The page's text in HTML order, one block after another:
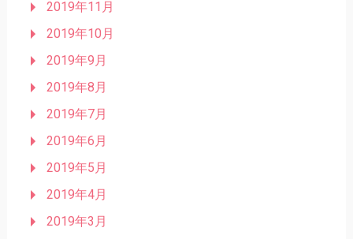
2019年11月
2019年10月
2019年9月
2019年8月
2019年7月
2019年6月
2019年5月
2019年4月
2019年3月